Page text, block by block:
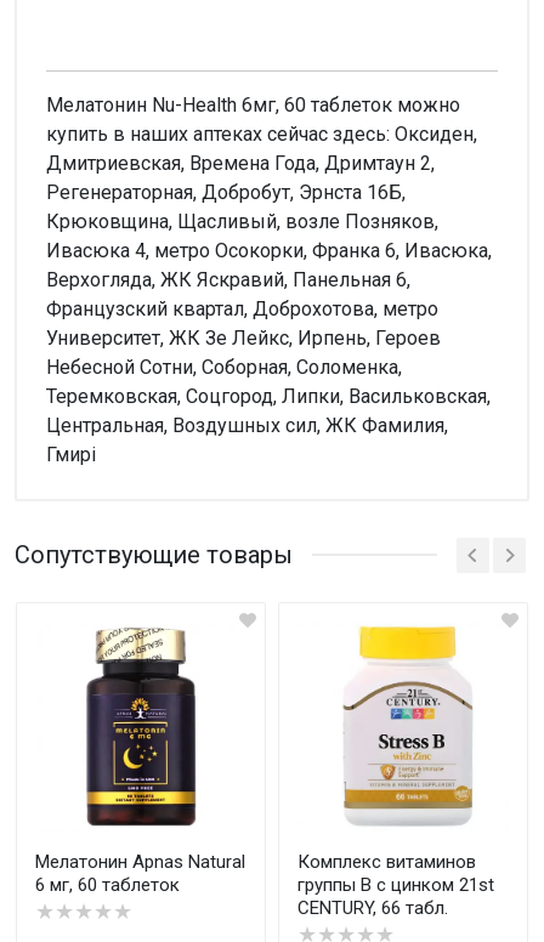
Мелатонин Nu-Health 6мг, 60 таблеток можно
купить в наших аптеках сейчас здесь: Оксиден,
Дмитриевская, Времена Года, Дримтаун 2,
Регенераторная, Добробут, Эрнста 16Б,
Крюковщина, Щасливый, возле Позняков,
Ивасюка 4, метро Осокорки, Франка 6, Ивасюка,
Верхогляда, ЖК Яскравий, Панельная 6,
Французский квартал, Доброхотова, метро
Университет, ЖК Зе Лейкс, Ирпень, Героев
Небесной Сотни, Соборная, Соломенка,
Теремковская, Соцгород, Липки, Васильковская,
Центральная, Воздушных сил, ЖК Фамилия,
Гмирі
Написать отзыв
Оценка
Ваш отзыв
Сопутствующие товары
Мелатонин Apnas Natural
6 мг, 60 таблеток
★★★★★
Комплекс витаминов
группы В с цинком 21st
CENTURY, 66 табл.
★★★★★